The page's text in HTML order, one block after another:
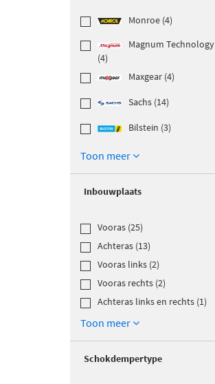
Monroe (4)
Magnum Technology
(4)
Maxgear (4)
Sachs (14)
Bilstein (3)
Toon meer
Inbouwplaats
Vooras (25)
Achteras (13)
Vooras links (2)
Vooras rechts (2)
Achteras links en rechts (1)
Toon meer
Schokdempertype